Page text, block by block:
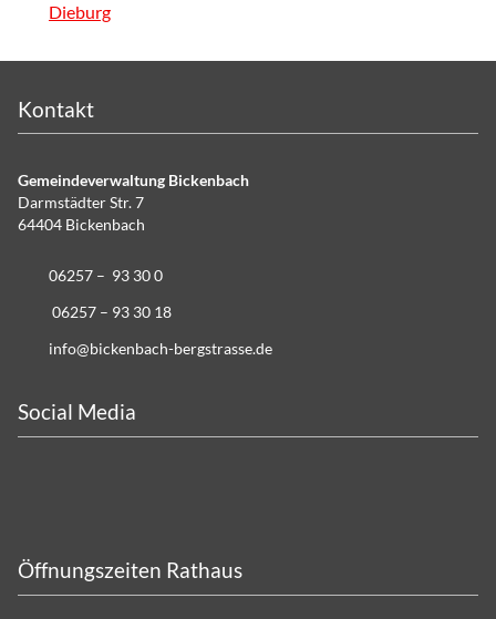
Dieburg
Kontakt
Gemeindeverwaltung Bickenbach
Darmstädter Str. 7
64404 Bickenbach
06257 – 93 30 0
06257 – 93 30 18
info@bickenbach-bergstrasse.de
Social Media
Öffnungszeiten Rathaus